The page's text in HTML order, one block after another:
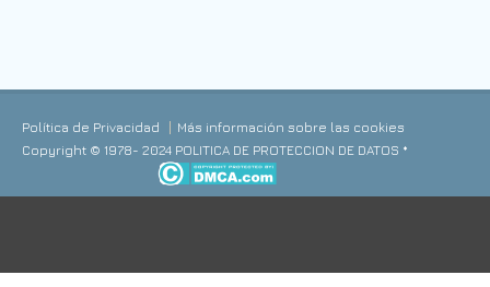
Política de Privacidad
Más información sobre las cookies
Copyright © 1978- 2024 POLITICA DE PROTECCION DE DATOS *